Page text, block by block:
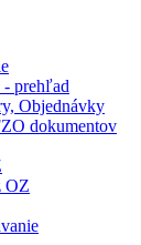
prehľad
Objednávky
dokumentov
OZ